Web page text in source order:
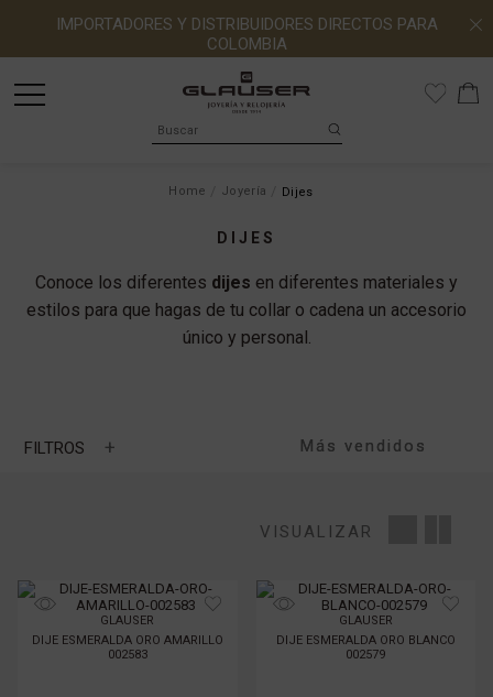
IMPORTADORES Y DISTRIBUIDORES DIRECTOS PARA
COLOMBIA
Home Joyería Dijes
DIJES
Conoce los diferentes dijes en diferentes materiales y
estilos para que hagas de tu collar o cadena un accesorio
único y personal.
FILTROS +
TIPO DE METAL
VISUALIZAR
GLAUSER
DIJE ESMERALDA ORO AMARILLO
002583
GLAUSER
DIJE ESMERALDA ORO BLANCO
002579